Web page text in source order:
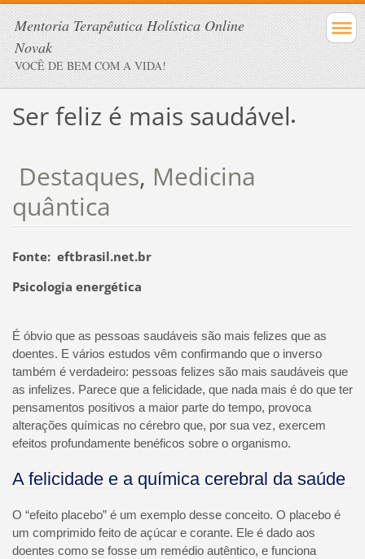
Mentoria Terapêutica Holística Online
Novak
VOCÊ DE BEM COM A VIDA!
Ser feliz é mais saudável •
Destaques, Medicina
quântica
Fonte: eftbrasil.net.br
Psicologia energética
É óbvio que as pessoas saudáveis são mais felizes que as
doentes. E vários estudos vêm confirmando que o inverso
também é verdadeiro: pessoas felizes são mais saudáveis que
as infelizes. Parece que a felicidade, que nada mais é do que ter
pensamentos positivos a maior parte do tempo, provoca
alterações químicas no cérebro que, por sua vez, exercem
efeitos profundamente benéficos sobre o organismo.
A felicidade e a química cerebral da saúde
O “efeito placebo” é um exemplo desse conceito. O placebo é
um comprimido feito de açúcar e corante. Ele é dado aos
doentes como se fosse um remédio autêntico, e funciona